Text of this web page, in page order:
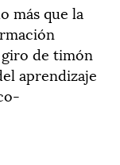
más que la
de timón
aprendizaje